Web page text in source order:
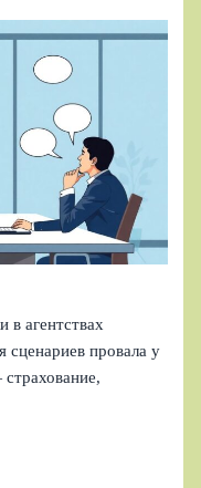
в агентствах
сценариев провала у